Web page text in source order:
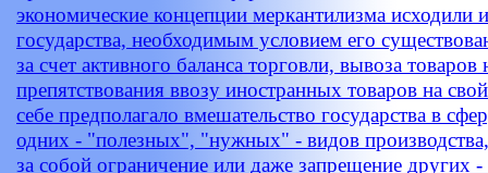
экономические концепции меркантилизма исходили
государства, необходимым условием его
за счет активного баланса торговли, вывоза
препятствования ввозу иностранных товаров на
себе предполагало вмешательство государства в
одних - "полезных", "нужных" - видов
за собой ограничение или даже запрещение других